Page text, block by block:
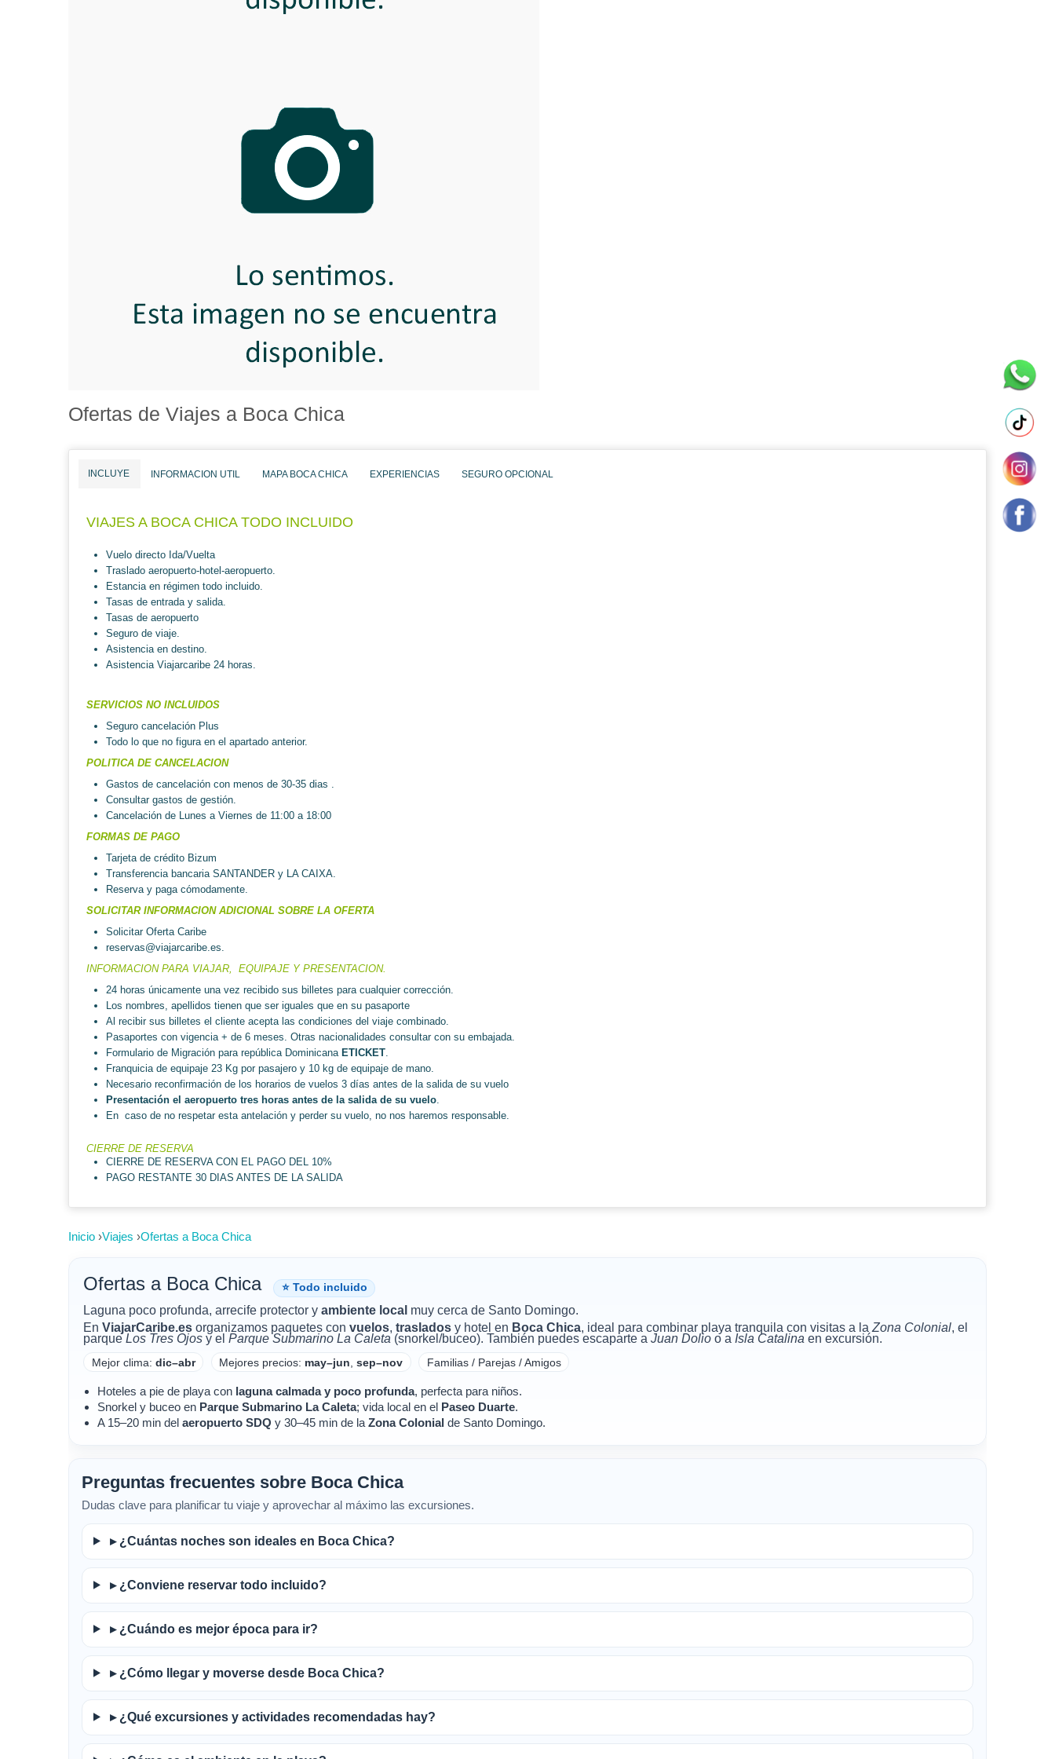
Ofertas de Viajes a Boca Chica
INCLUYE INFORMACION UTIL MAPA BOCA CHICA EXPERIENCIAS SEGURO OPCIONAL
VIAJES A BOCA CHICA TODO INCLUIDO
Vuelo directo Ida/Vuelta
Traslado aeropuerto-hotel-aeropuerto.
Estancia en régimen todo incluido.
Tasas de entrada y salida.
Tasas de aeropuerto
Seguro de viaje.
Asistencia en destino.
Asistencia Viajarcaribe 24 horas.
SERVICIOS NO INCLUIDOS
Seguro cancelación Plus
Todo lo que no figura en el apartado anterior.
POLITICA DE CANCELACION
Gastos de cancelación con menos de 30-35 dias .
Consultar gastos de gestión.
Cancelación de Lunes a Viernes de 11:00 a 18:00
FORMAS DE PAGO
Tarjeta de crédito Bizum
Transferencia bancaria SANTANDER y LA CAIXA.
Reserva y paga cómodamente.
SOLICITAR INFORMACION ADICIONAL SOBRE LA OFERTA
Solicitar Oferta Caribe
reservas@viajarcaribe.es.
INFORMACION PARA VIAJAR, EQUIPAJE Y PRESENTACION.
24 horas únicamente una vez recibido sus billetes para cualquier corrección.
Los nombres, apellidos tienen que ser iguales que en su pasaporte
Al recibir sus billetes el cliente acepta las condiciones del viaje combinado.
Pasaportes con vigencia + de 6 meses. Otras nacionalidades consultar con su embajada.
Formulario de Migración para república Dominicana ETICKET.
Franquicia de equipaje 23 Kg por pasajero y 10 kg de equipaje de mano.
Necesario reconfirmación de los horarios de vuelos 3 días antes de la salida de su vuelo
Presentación el aeropuerto tres horas antes de la salida de su vuelo.
En caso de no respetar esta antelación y perder su vuelo, no nos haremos responsable.
CIERRE DE RESERVA
CIERRE DE RESERVA CON EL PAGO DEL 10%
PAGO RESTANTE 30 DIAS ANTES DE LA SALIDA
Inicio ›Viajes ›Ofertas a Boca Chica
Ofertas a Boca Chica ⭐ Todo incluido
Laguna poco profunda, arrecife protector y ambiente local muy cerca de Santo Domingo.
En ViajarCaribe.es organizamos paquetes con vuelos, traslados y hotel en Boca Chica, ideal para combinar playa tranquila con visitas a la Zona Colonial, el
parqueLos Tres Ojos y el Parque Submarino La Caleta (snorkel/buceo). También puedes escaparte a Juan Dolio o a Isla Catalina en excursión.
Mejor clima: dic–abr Mejores precios: may–jun ,sep–nov Familias / Parejas / Amigos
Hoteles a pie de playa con laguna calmada y poco profunda, perfecta para niños.
Snorkel y buceo en Parque Submarino La Caleta; vida local en el Paseo Duarte.
A 15–20 min del aeropuerto SDQ y 30–45 min de la Zona Colonial de Santo Domingo.
Preguntas frecuentes sobre Boca Chica
Dudas clave para planificar tu viaje y aprovechar al máximo las excursiones.
▸ ¿Cuántas noches son ideales en Boca Chica?
▸ ¿Conviene reservar todo incluido?
▸ ¿Cuándo es mejor época para ir?
▸ ¿Cómo llegar y moverse desde Boca Chica?
▸ ¿Qué excursiones y actividades recomendadas hay?